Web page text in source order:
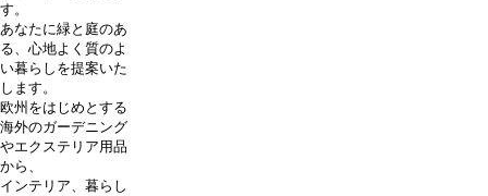
す。
あなたに緑と庭のあ
る、心地よく質のよ
い暮らしを提案いた
します。
欧州をはじめとする
海外のガーデニング
やエクステリア用品
から、
インテリア、暮らし